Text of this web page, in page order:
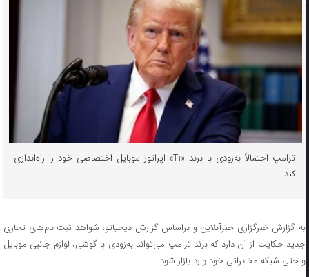
ترامپ احتمالاً به‌زودی با برند «T1» اپراتور موبایل اختصاصی خود را راه‌اندازی
کند.
به گزارش خبرگزاری خبرآنلاین و براساس گزارش دیجیاتو، شواهد ثبت‌ نام‌های تجاری
جدید حکایت از آن دارد که برند ترامپ می‌تواند به‌زودی با گوشی، لوازم جانبی موبایل
و حتی شبکه مخابراتی خود وارد بازار شود.